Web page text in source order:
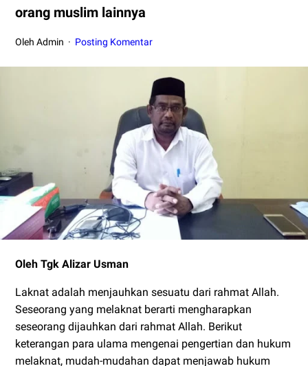
orang muslim lainnya
Oleh Admin Posting Komentar
Oleh Tgk Alizar Usman
Laknat adalah menjauhkan sesuatu dari rahmat Allah.
Seseorang yang melaknat berarti mengharapkan
seseorang dijauhkan dari rahmat Allah. Berikut
keterangan para ulama mengenai pengertian dan hukum
melaknat, mudah-mudahan dapat menjawab hukum